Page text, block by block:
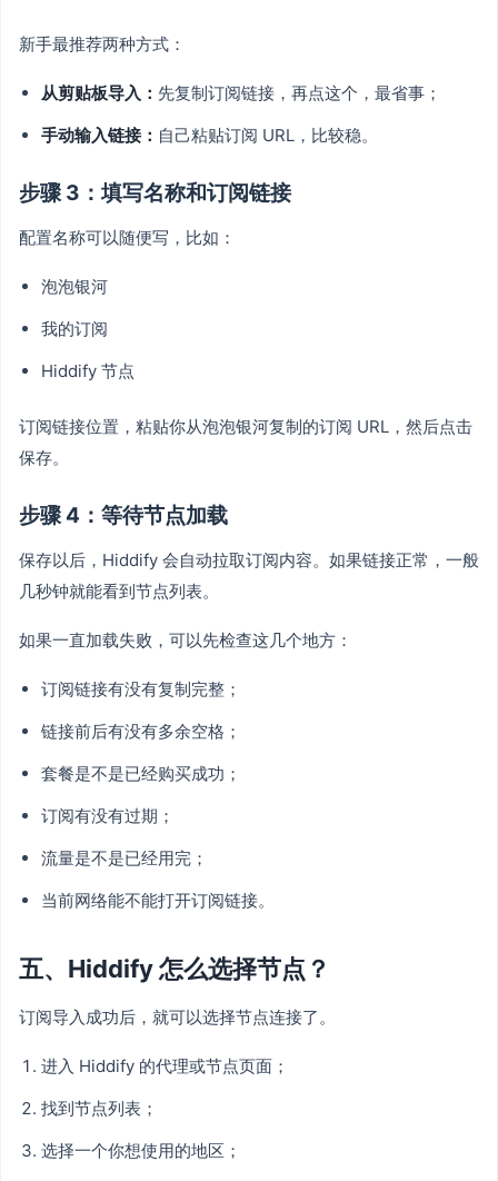
新手最推荐两种方式：
从剪贴板导入： 先复制订阅链接，再点这个，最省事；
手动输入链接： 自己粘贴订阅 URL，比较稳。
步骤 3：填写名称和订阅链接
配置名称可以随便写，比如：
泡泡银河
我的订阅
Hiddify 节点
订阅链接位置，粘贴你从泡泡银河复制的订阅 URL，然后点击
保存。
步骤 4：等待节点加载
保存以后，Hiddify 会自动拉取订阅内容。如果链接正常，一般
几秒钟就能看到节点列表。
如果一直加载失败，可以先检查这几个地方：
订阅链接有没有复制完整；
链接前后有没有多余空格；
套餐是不是已经购买成功；
订阅有没有过期；
流量是不是已经用完；
当前网络能不能打开订阅链接。
五、Hiddify 怎么选择节点？
订阅导入成功后，就可以选择节点连接了。
进入 Hiddify 的代理或节点页面；
找到节点列表；
选择一个你想使用的地区；